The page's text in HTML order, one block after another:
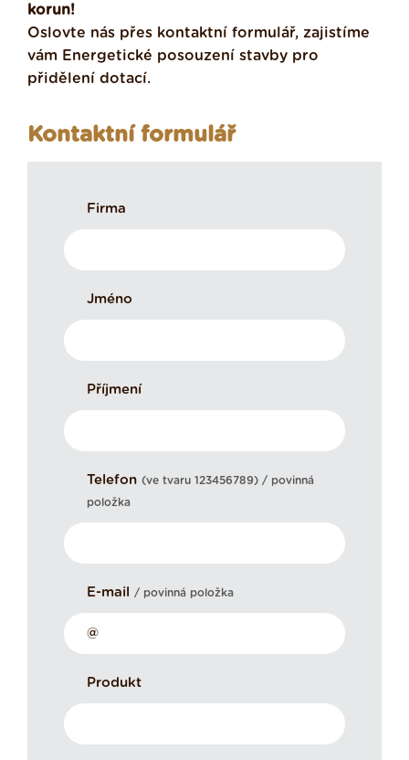
korun!
Oslovte nás přes kontaktní formulář, zajistíme
vám Energetické posouzení stavby pro
přidělení dotací.
Kontaktní formulář
Firma
Jméno
Příjmení
Telefon (ve tvaru 123456789) / povinná
položka
E-mail / povinná položka
Produkt